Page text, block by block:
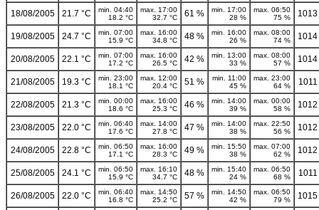
18/08/2005 21.7 °C
min. 04:40
18.2 °C
max. 17:00
32.7 °C
61 %
min. 17:00
28 %
max. 06:50
75 %
19/08/2005 24.7 °C
min. 07:00
15.9 °C
max. 16:00
34.8 °C
48 %
min. 16:00
26 %
max. 08:00
74 %
20/08/2005 22.1 °C
min. 07:00
17.2 °C
max. 16:00
26.5 °C
42 %
min. 13:00
33 %
max. 08:00
57 %
21/08/2005 19.3 °C
min. 23:00
18.1 °C
max. 12:00
20.4 °C
51 %
min. 11:00
45 %
max. 23:00
64 %
22/08/2005 21.3 °C
min. 00:00
18.6 °C
max. 16:00
25.3 °C
46 %
min. 14:00
39 %
max. 00:00
58 %
23/08/2005 22.0 °C
min. 06:40
17.6 °C
max. 14:00
27.8 °C
47 %
min. 14:00
38 %
max. 22:50
56 %
24/08/2005 22.8 °C
min. 06:50
17.1 °C
max. 16:00
28.3 °C
49 %
min. 15:50
38 %
max. 07:00
62 %
25/08/2005 24.1 °C
min. 06:50
15.9 °C
max. 16:10
34.7 °C
48 %
min. 15:40
24 %
max. 06:50
68 %
26/08/2005 22.0 °C
min. 06:40
16.8 °C
max. 14:50
25.2 °C
57 %
min. 14:50
42 %
max. 06:50
79 %